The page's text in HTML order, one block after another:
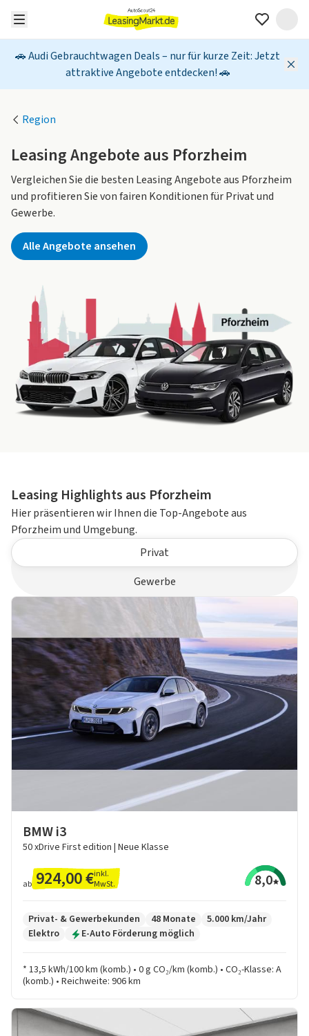
🚗 Audi Gebrauchtwagen Deals – nur für kurze Zeit: Jetzt
attraktive Angebote entdecken! 🚗
Region
Leasing Angebote aus Pforzheim
Vergleichen Sie die besten Leasing Angebote aus Pforzheim
und profitieren Sie von fairen Konditionen für Privat und
Gewerbe.
Alle Angebote ansehen
Leasing Highlights aus Pforzheim
Hier präsentieren wir Ihnen die Top-Angebote aus
Pforzheim und Umgebung.
Vertragsart (Mobile-Ansicht)Privat
Gewerbe
BMW i3
50 xDrive First edition | Neue Klasse
ab 924,00 €inkl.
MwSt.
8,0
Privat- & Gewerbekunden 48 Monate
5.000 km/Jahr
Elektro
E-Auto Förderung möglich
* 13,5 kWh/100 km (komb.) • 0 g CO₂/km (komb.) • CO₂-Klasse: A
(komb.) • Reichweite: 906 km